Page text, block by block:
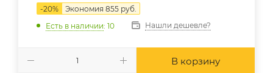
-20% Экономия 855 руб.
Есть в наличии: 10 Нашли дешевле?
В корзину